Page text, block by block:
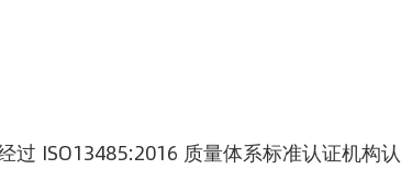
过 ISO13485:2016 质量体系标准认证机构认